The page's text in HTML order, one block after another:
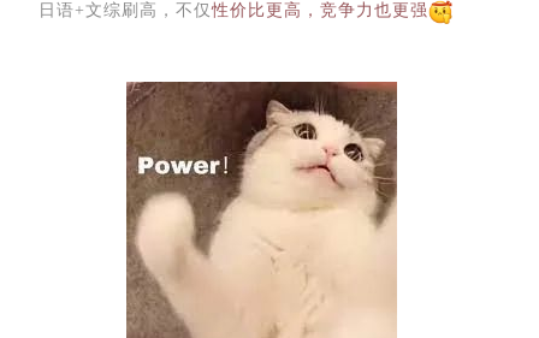
日语+文综刷高，不仅性价比更高，竞争力也更强